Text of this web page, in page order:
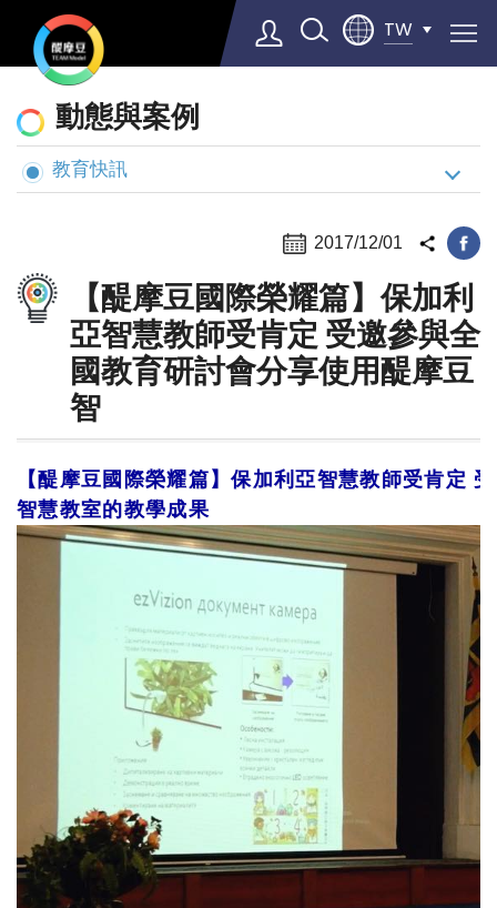
TW
▼
態
與
案
動態與案例
教育快訊
2017/12/01
【醍摩豆國際榮耀篇】保加利
亞智慧教師受肯定 受邀參與全
國教育研討會分享使用醍摩豆
智
【醍摩豆國際榮耀篇】保加利亞智慧教師受肯定
智慧教室的教學成果